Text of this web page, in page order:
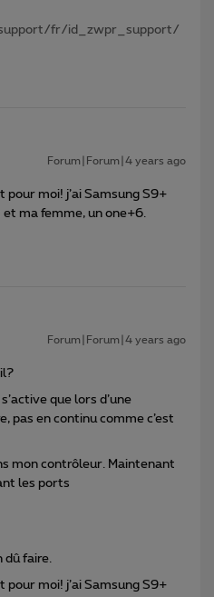
fr/id_zwpr_support/
Forum|Forum|4 years ago
pour moi! j’ai Samsung S9+
ma femme, un one+6.
Forum|Forum|4 years ago
que lors d’une
pas en continu comme c’est
mon contrôleur. Maintenant
les ports
dû faire.
pour moi! j’ai Samsung S9+